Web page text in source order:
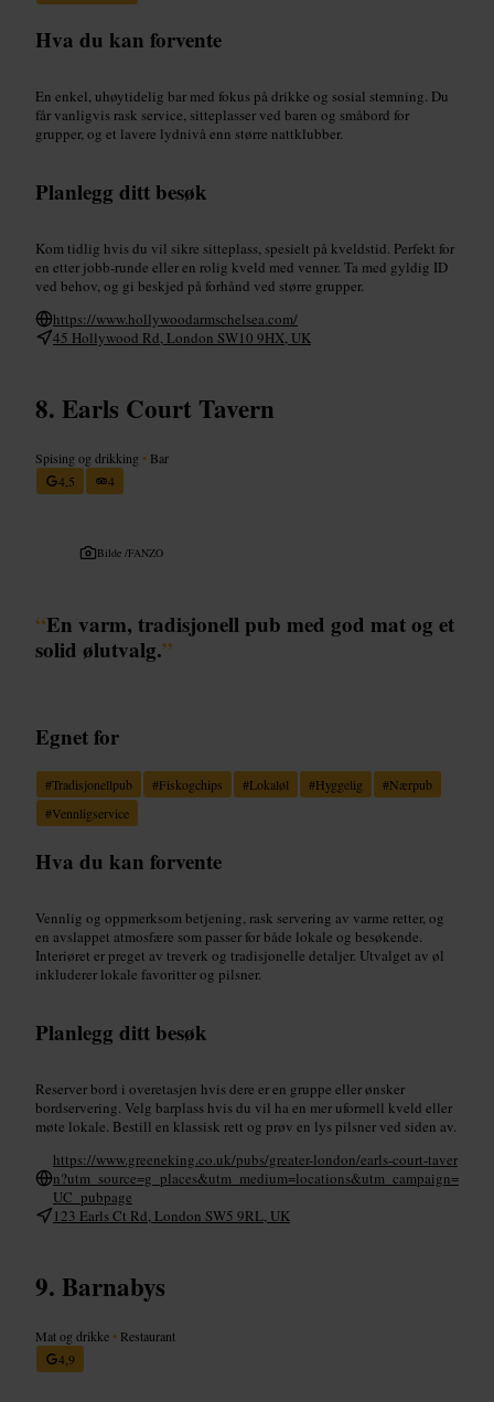
Hva du kan forvente
En enkel, uhøytidelig bar med fokus på drikke og sosial stemning. Du
får vanligvis rask service, sitteplasser ved baren og småbord for
grupper, og et lavere lydnivå enn større nattklubber.
Planlegg ditt besøk
Kom tidlig hvis du vil sikre sitteplass, spesielt på kveldstid. Perfekt for
en etter jobb-runde eller en rolig kveld med venner. Ta med gyldig ID
ved behov, og gi beskjed på forhånd ved større grupper.
https://www.hollywoodarmschelsea.com/
45 Hollywood Rd, London SW10 9HX, UK
Earls Court Tavern
Spising og drikking • Bar
4,5
4
Bilde /FANZO
“En varm, tradisjonell pub med god mat og et
solid ølutvalg.”
Egnet for
#Tradisjonellpub #Fiskogchips #Lokaløl #Hyggelig #Nærpub
#Vennligservice
Hva du kan forvente
Vennlig og oppmerksom betjening, rask servering av varme retter, og
en avslappet atmosfære som passer for både lokale og besøkende.
Interiøret er preget av treverk og tradisjonelle detaljer. Utvalget av øl
inkluderer lokale favoritter og pilsner.
Planlegg ditt besøk
Reserver bord i overetasjen hvis dere er en gruppe eller ønsker
bordservering. Velg barplass hvis du vil ha en mer uformell kveld eller
møte lokale. Bestill en klassisk rett og prøv en lys pilsner ved siden av.
https://www.greeneking.co.uk/pubs/greater-london/earls-court-taver
n?utm_source=g_places&utm_medium=locations&utm_campaign=
UC_pubpage
123 Earls Ct Rd, London SW5 9RL, UK
Barnabys
Mat og drikke • Restaurant
4,9